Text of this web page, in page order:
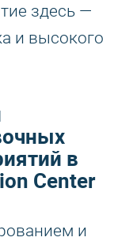
здесь —
и высокого
в
Center
и